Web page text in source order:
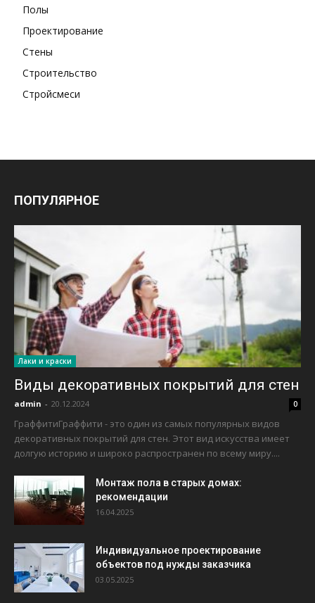
Полы
Проектирование
Стены
Строительство
Стройсмеси
ПОПУЛЯРНОЕ
Лаки и краски
Виды декоративных покрытий для стен
admin - 20.12.2024 0
ГраффитиГраффити - это один из самых популярных видов
декоративных покрытий для стен. Этот вид искусства имеет
долгую историю и широко распространен по всему миру....
Монтаж пола в старых домах:
рекомендации
16.04.2025
Индивидуальное проектирование
объектов под нужды заказчика
03.05.2025